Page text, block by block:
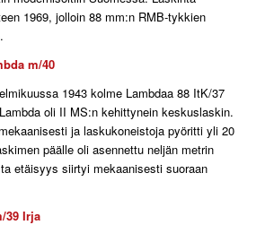
1969, jolloin 88 mm:n RMB-tykkien
m/40
1943 kolme Lambdaa 88 ItK/37
oli II MS:n kehittynein keskuslaskin.
ja laskukoneistoja pyöritti yli 20
päälle oli asennettu neljän metrin
etäisyys siirtyi mekaanisesti suoraan
39 Irja